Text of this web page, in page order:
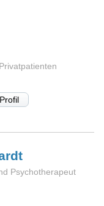
Privatpatienten
Psychotherapeut